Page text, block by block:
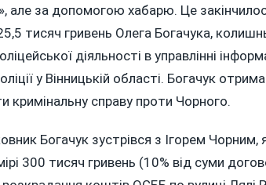
але за допомогою хабарю. Це
тисяч гривень Олега Богачука,
діяльності в управлінні
у Вінницькій області. Богачук
кримінальну справу проти Чорного.
Богачук зустрівся з Ігорем
300 тисяч гривень (10% від суми